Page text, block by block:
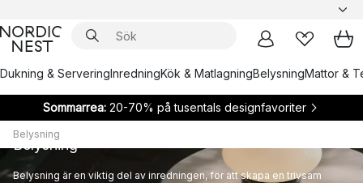
Dukning & ServeringInredningKök & MatlagningBelysningMattor &
Sommarrea:20-70% på tusentals designfavoriter
Belysning
Belysning
Belysning är en viktig del av inredningen, för att skapa en trivsam